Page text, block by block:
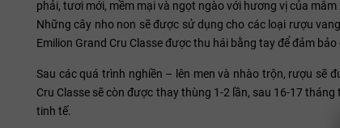
phải, tươi mới, mềm mại và ngọt ngào với hương vị của
Những cây nho non sẽ được sử dụng cho các loại rượu
Emilion Grand Cru Classe được thu hái bằng tay để đảm
Sau các quá trình nghiền – lên men và nhào trộn, rượu sẽ
Cru Classe sẽ còn được thay thùng 1-2 lần, sau 16-17
tinh tế.